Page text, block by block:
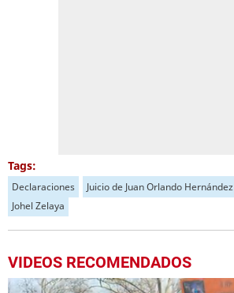
Tags:
Declaraciones Juicio de Juan Orlando Hernández
Johel Zelaya
VIDEOS RECOMENDADOS